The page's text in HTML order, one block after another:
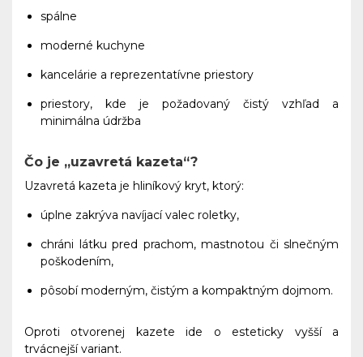
spálne
moderné kuchyne
kancelárie a reprezentatívne priestory
priestory, kde je požadovaný čistý vzhľad a
minimálna údržba
Čo je „uzavretá kazeta“?
Uzavretá kazeta je hliníkový kryt, ktorý:
úplne zakrýva navíjací valec roletky,
chráni látku pred prachom, mastnotou či slnečným
poškodením,
pôsobí moderným, čistým a kompaktným dojmom.
Oproti otvorenej kazete ide o esteticky vyšší a
trvácnejší variant.